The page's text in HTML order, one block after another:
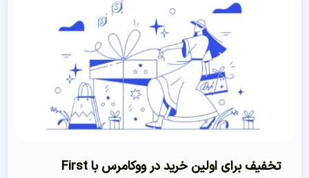
تخفیف برای اولین خرید در ووکامرس با First